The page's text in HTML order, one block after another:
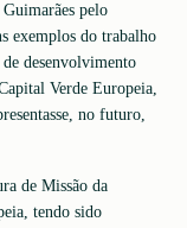
pelo
exemplos do trabalho
desenvolvimento
Verde Europeia,
no futuro,
de Missão da
tendo sido